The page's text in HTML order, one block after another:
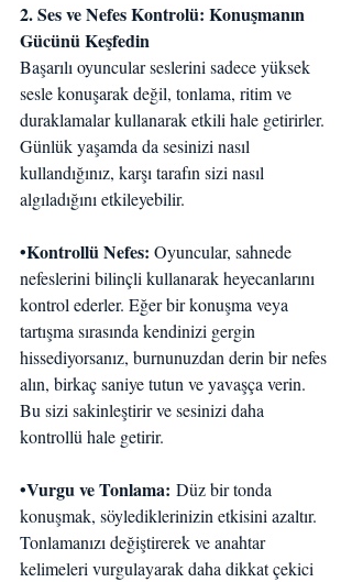
2. Ses ve Nefes Kontrolü: Konuşmanın
Gücünü Keşfedin
Başarılı oyuncular seslerini sadece yüksek
sesle konuşarak değil, tonlama, ritim ve
duraklamalar kullanarak etkili hale getirirler.
Günlük yaşamda da sesinizi nasıl
kullandığınız, karşı tarafın sizi nasıl
algıladığını etkileyebilir.
•Kontrollü Nefes: Oyuncular, sahnede
nefeslerini bilinçli kullanarak heyecanlarını
kontrol ederler. Eğer bir konuşma veya
tartışma sırasında kendinizi gergin
hissediyorsanız, burnunuzdan derin bir nefes
alın, birkaç saniye tutun ve yavaşça verin.
Bu sizi sakinleştirir ve sesinizi daha
kontrollü hale getirir.
•Vurgu ve Tonlama: Düz bir tonda
konuşmak, söylediklerinizin etkisini azaltır.
Tonlamanızı değiştirerek ve anahtar
kelimeleri vurgulayarak daha dikkat çekici